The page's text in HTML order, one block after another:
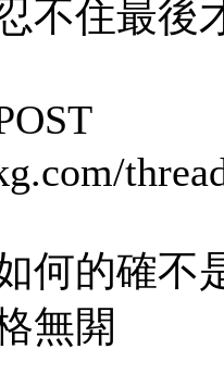
不住最後
何的確不
無閞